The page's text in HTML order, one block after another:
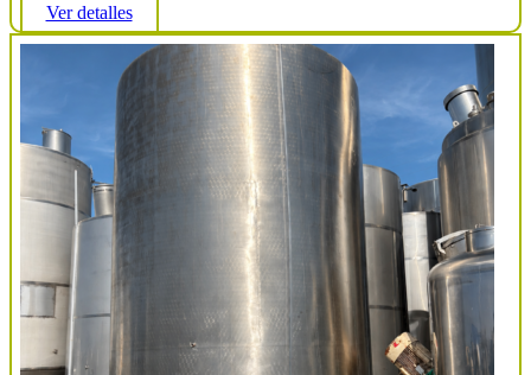
Ver detalles